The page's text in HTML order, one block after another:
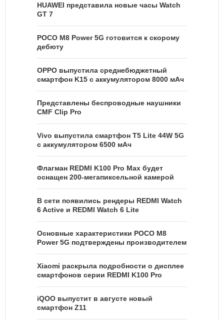
HUAWEI представила новые часы Watch
GT 7
POCO M8 Power 5G готовится к скорому
дебюту
OPPO выпустила среднебюджетный
смартфон K15 с аккумулятором 8000 мАч
Представлены беспроводные наушники
CMF Clip Pro
Vivo выпустила смартфон T5 Lite 44W 5G
с аккумулятором 6500 мАч
Флагман REDMI K100 Pro Max будет
оснащен 200-мегапиксельной камерой
В сети появились рендеры REDMI Watch
6 Active и REDMI Watch 6 Lite
Основные характеристики POCO M8
Power 5G подтверждены производителем
Xiaomi раскрыла подробности о дисплее
смартфонов серии REDMI K100 Pro
iQOO выпустит в августе новый
смартфон Z11